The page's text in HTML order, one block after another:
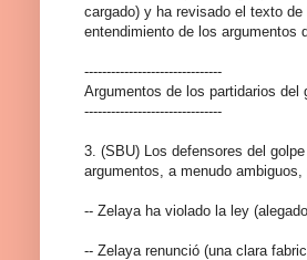
cargado) y ha revisado el texto
entendimiento de los argumentos
-------------------------------
Argumentos de los partidarios del
-------------------------------
3. (SBU) Los defensores del
argumentos, a menudo
-- Zelaya ha violado la ley
-- Zelaya renunció (una clara